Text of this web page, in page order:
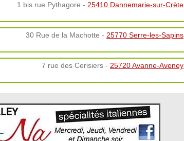
1 bis rue Pythagore - 25410 Dannemarie-sur-Crète
30 Rue de la Machotte - 25770 Serre-les-Sapins
7 rue des Cerisiers - 25720 Avanne-Aveney